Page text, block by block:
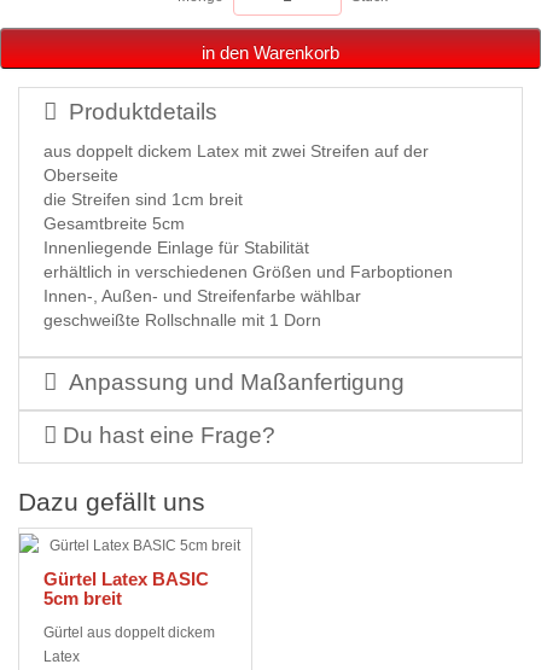
in den Warenkorb
Produktdetails
aus doppelt dickem Latex mit zwei Streifen auf der
Oberseite
die Streifen sind 1cm breit
Gesamtbreite 5cm
Innenliegende Einlage für Stabilität
erhältlich in verschiedenen Größen und Farboptionen
Innen-, Außen- und Streifenfarbe wählbar
geschweißte Rollschnalle mit 1 Dorn
Anpassung und Maßanfertigung
Du hast eine Frage?
Dazu gefällt uns
Gürtel Latex BASIC
5cm breit
Gürtel aus doppelt dickem
Latex